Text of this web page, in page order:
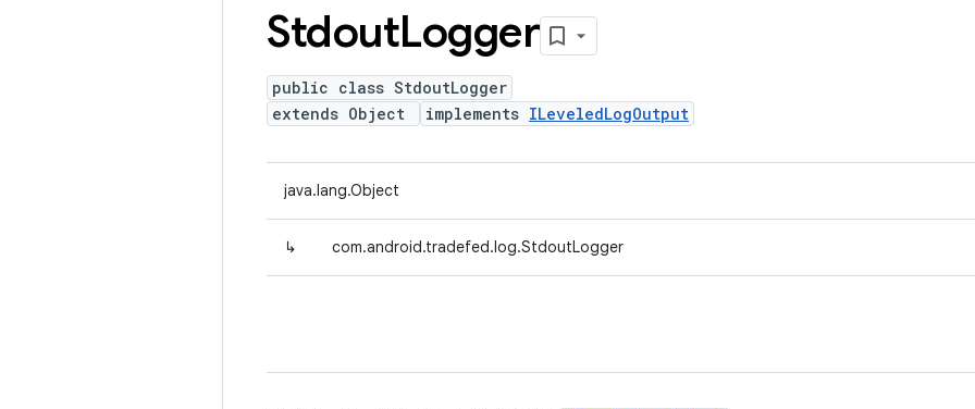
StdoutLogger
public class StdoutLogger
extends Object
implements ILeveledLogOutput
java.lang.Object
↳ com.android.tradefed.log.StdoutLogger